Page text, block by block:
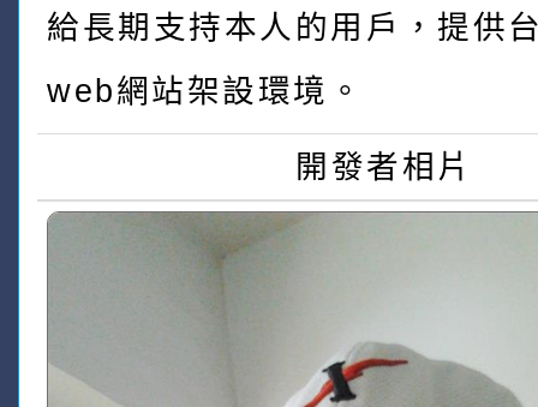
給長期支持本人的用戶，提供
web網站架設環境。
開發者相片